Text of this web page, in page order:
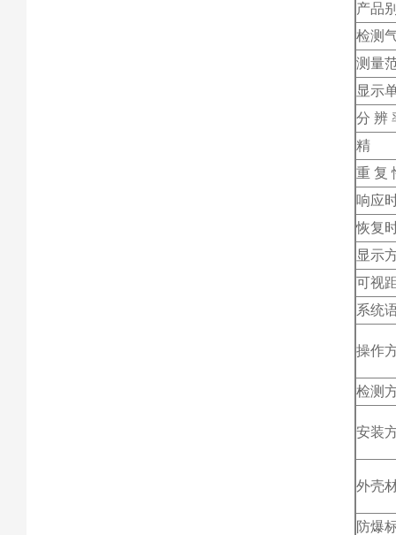
产品
检测
测量
显示
分 辨
精
重 复
响应
恢复
显示
可视
系统
操作
检测
安装
外壳
防爆